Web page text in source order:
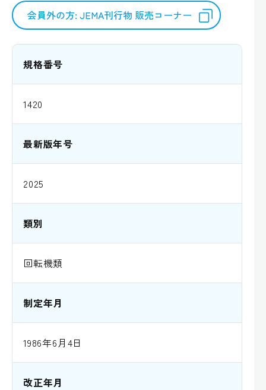
会員外の方: JEMA刊行物 販売コーナー
規格番号
1420
最新版年号
2025
類別
回転機類
制定年月
1986年6月4日
改正年月